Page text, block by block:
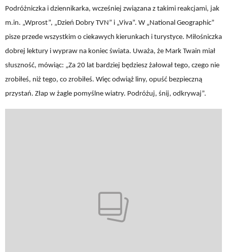
Podróżniczka i dziennikarka, wcześniej związana z takimi reakcjami, jak
m.in. „Wprost”, „Dzień Dobry TVN” i „Viva”. W „National Geographic”
pisze przede wszystkim o ciekawych kierunkach i turystyce. Miłośniczka
dobrej lektury i wypraw na koniec świata. Uważa, że Mark Twain miał
słuszność, mówiąc: „Za 20 lat bardziej będziesz żałował tego, czego nie
zrobiłeś, niż tego, co zrobiłeś. Więc odwiąż liny, opuść bezpieczną
przystań. Złap w żagle pomyślne wiatry. Podróżuj, śnij, odkrywaj”.